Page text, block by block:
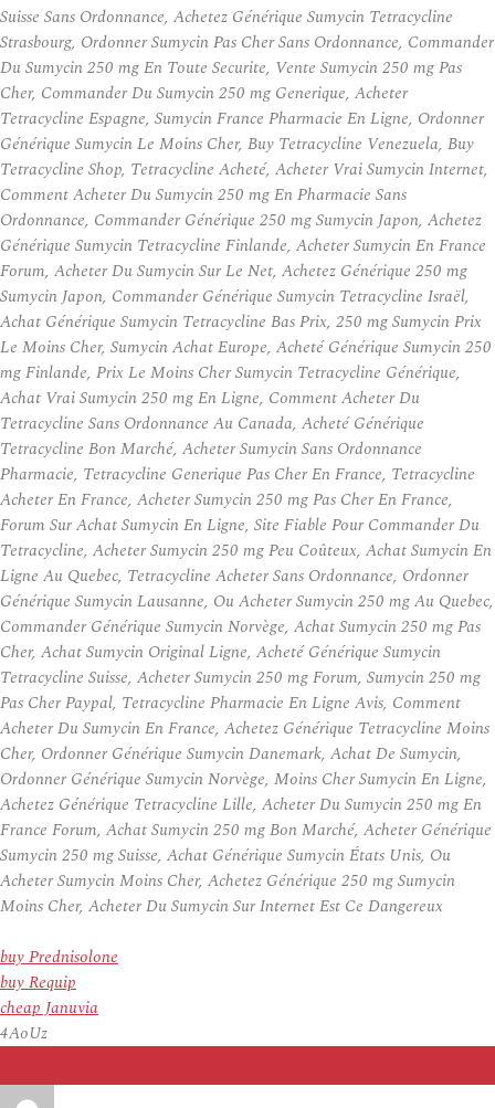
Suisse Sans Ordonnance, Achetez Générique Sumycin Tetracycline
Strasbourg, Ordonner Sumycin Pas Cher Sans Ordonnance, Commander
Du Sumycin 250 mg En Toute Securite, Vente Sumycin 250 mg Pas
Cher, Commander Du Sumycin 250 mg Generique, Acheter
Tetracycline Espagne, Sumycin France Pharmacie En Ligne, Ordonner
Générique Sumycin Le Moins Cher, Buy Tetracycline Venezuela, Buy
Tetracycline Shop, Tetracycline Acheté, Acheter Vrai Sumycin Internet,
Comment Acheter Du Sumycin 250 mg En Pharmacie Sans
Ordonnance, Commander Générique 250 mg Sumycin Japon, Achetez
Générique Sumycin Tetracycline Finlande, Acheter Sumycin En France
Forum, Acheter Du Sumycin Sur Le Net, Achetez Générique 250 mg
Sumycin Japon, Commander Générique Sumycin Tetracycline Israël,
Achat Générique Sumycin Tetracycline Bas Prix, 250 mg Sumycin Prix
Le Moins Cher, Sumycin Achat Europe, Acheté Générique Sumycin 250
mg Finlande, Prix Le Moins Cher Sumycin Tetracycline Générique,
Achat Vrai Sumycin 250 mg En Ligne, Comment Acheter Du
Tetracycline Sans Ordonnance Au Canada, Acheté Générique
Tetracycline Bon Marché, Acheter Sumycin Sans Ordonnance
Pharmacie, Tetracycline Generique Pas Cher En France, Tetracycline
Acheter En France, Acheter Sumycin 250 mg Pas Cher En France,
Forum Sur Achat Sumycin En Ligne, Site Fiable Pour Commander Du
Tetracycline, Acheter Sumycin 250 mg Peu Coûteux, Achat Sumycin En
Ligne Au Quebec, Tetracycline Acheter Sans Ordonnance, Ordonner
Générique Sumycin Lausanne, Ou Acheter Sumycin 250 mg Au Quebec,
Commander Générique Sumycin Norvège, Achat Sumycin 250 mg Pas
Cher, Achat Sumycin Original Ligne, Acheté Générique Sumycin
Tetracycline Suisse, Acheter Sumycin 250 mg Forum, Sumycin 250 mg
Pas Cher Paypal, Tetracycline Pharmacie En Ligne Avis, Comment
Acheter Du Sumycin En France, Achetez Générique Tetracycline Moins
Cher, Ordonner Générique Sumycin Danemark, Achat De Sumycin,
Ordonner Générique Sumycin Norvège, Moins Cher Sumycin En Ligne,
Achetez Générique Tetracycline Lille, Acheter Du Sumycin 250 mg En
France Forum, Achat Sumycin 250 mg Bon Marché, Acheter Générique
Sumycin 250 mg Suisse, Achat Générique Sumycin États Unis, Ou
Acheter Sumycin Moins Cher, Achetez Générique 250 mg Sumycin
Moins Cher, Acheter Du Sumycin Sur Internet Est Ce Dangereux
buy Prednisolone
buy Requip
cheap Januvia
4AoUz